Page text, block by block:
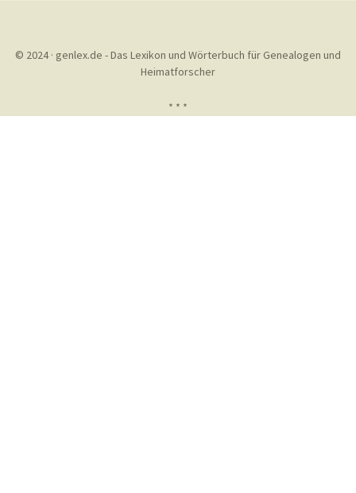
© 2024 · genlex.de - Das Lexikon und Wörterbuch für Genealogen und
Heimatforscher
* * *